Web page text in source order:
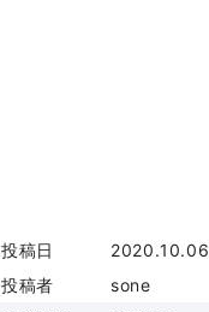
投稿日
2020.10.06
投稿者
sone